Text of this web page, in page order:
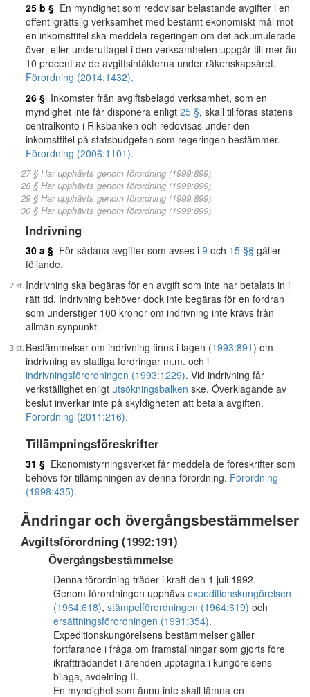
25 b § En myndighet som redovisar belastande avgifter i en
offentligrättslig verksamhet med bestämt ekonomiskt mål mot
en inkomsttitel ska meddela regeringen om det ackumulerade
över- eller underuttaget i den verksamheten uppgår till mer än
10 procent av de avgiftsintäkterna under räkenskapsåret.
Förordning (2014:1432).
26 § Inkomster från avgiftsbelagd verksamhet, som en
myndighet inte får disponera enligt 25 §, skall tillföras statens
centralkonto i Riksbanken och redovisas under den
inkomsttitel på statsbudgeten som regeringen bestämmer.
Förordning (2006:1101).
27 § Har upphävts genom förordning (1999:899).
28 § Har upphävts genom förordning (1999:899).
29 § Har upphävts genom förordning (1999:899).
30 § Har upphävts genom förordning (1999:899).
Indrivning
30 a § För sådana avgifter som avses i 9 och 15 §§ gäller
följande.
Indrivning ska begäras för en avgift som inte har betalats in i
rätt tid. Indrivning behöver dock inte begäras för en fordran
som understiger 100 kronor om indrivning inte krävs från
allmän synpunkt.
Bestämmelser om indrivning finns i lagen (1993:891) om
indrivning av statliga fordringar m.m. och i
indrivningsförordningen (1993:1229). Vid indrivning får
verkställighet enligt utsökningsbalken ske. Överklagande av
beslut inverkar inte på skyldigheten att betala avgiften.
Förordning (2011:216).
Tillämpningsföreskrifter
31 § Ekonomistyrningsverket får meddela de föreskrifter som
behövs för tillämpningen av denna förordning. Förordning
(1998:435).
Ändringar och övergångsbestämmelser
Avgiftsförordning (1992:191)
Övergångsbestämmelse
Denna förordning träder i kraft den 1 juli 1992.
Genom förordningen upphävs expeditionskungörelsen
(1964:618), stämpelförordningen (1964:619) och
ersättningsförordningen (1991:354).
Expeditionskungörelsens bestämmelser gäller
fortfarande i fråga om framställningar som gjorts före
ikraftträdandet i ärenden upptagna i kungörelsens
bilaga, avdelning II.
En myndighet som ännu inte skall lämna en